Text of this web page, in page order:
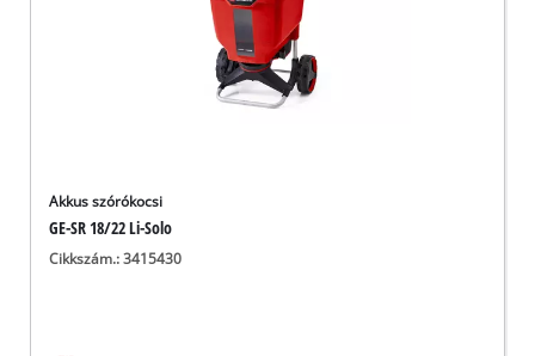
Akkus szórókocsi
GE-SR 18/22 Li-Solo
Cikkszám.: 3415430